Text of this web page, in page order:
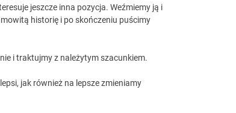
jeszcze inna pozycja. Weźmiemy ją i
historię i po skończeniu puścimy
i traktujmy z należytym szacunkiem.
jak również na lepsze zmieniamy